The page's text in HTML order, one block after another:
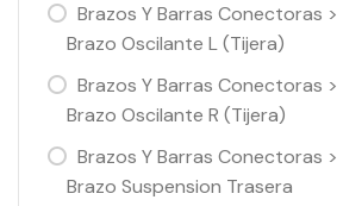
Brazos Y Barras Conectoras >
Brazo Oscilante L (Tijera)
Brazos Y Barras Conectoras >
Brazo Oscilante R (Tijera)
Brazos Y Barras Conectoras >
Brazo Suspension Trasera